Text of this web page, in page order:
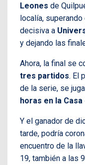
Leones de
localía,
decisiva a
y dejando las
Ahora, la final se
tres partidos. El
de la serie, se
horas en la
Y el ganador de
tarde, podría
encuentro de la
19, también a las